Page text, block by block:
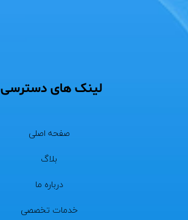
لینک های دسترسی
صفحه اصلی
بلاگ
درباره ما
خدمات تخصصی